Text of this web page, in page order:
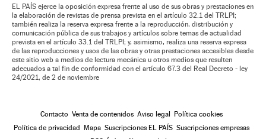
EL PAÍS ejerce la oposición expresa frente al uso de sus obras y prestaciones en
la elaboración de revistas de prensa prevista en el artículo 32.1 del TRLPI;
también realiza la reserva expresa frente a la reproducción, distribución y
comunicación pública de sus trabajos y artículos sobre temas de actualidad
prevista en el artículo 33.1 del TRLPI; y, asimismo, realiza una reserva expresa
de las reproducciones y usos de las obras y otras prestaciones accesibles desde
este sitio web a medios de lectura mecánica u otros medios que resulten
adecuados a tal fin de conformidad con el artículo 67.3 del Real Decreto - ley
24/2021, de 2 de noviembre
Contacto Venta de contenidos Aviso legal
Política cookies
Política de privacidad
Mapa Suscripciones EL PAÍS Suscripciones empresas